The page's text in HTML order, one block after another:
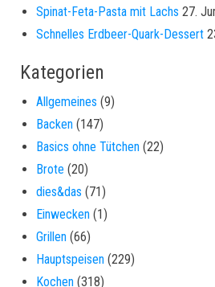
Spinat-Feta-Pasta mit Lachs 27.
Schnelles Erdbeer-Quark-Dessert
Kategorien
Allgemeines (9)
Backen (147)
Basics ohne Tütchen (22)
Brote (20)
dies&das (71)
Einwecken (1)
Grillen (66)
Hauptspeisen (229)
Kochen (318)